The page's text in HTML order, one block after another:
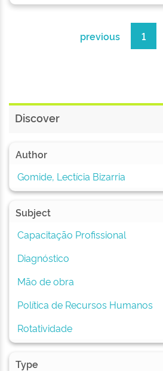
previous 1
Discover
Author
Gomide, Lectícia Bizarria
Subject
Capacitação Profissional
Diagnóstico
Mão de obra
Política de Recursos Humanos
Rotatividade
Type